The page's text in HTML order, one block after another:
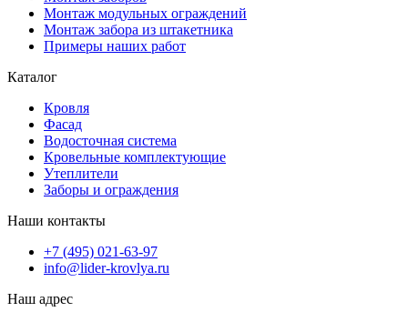
Монтаж модульных ограждений
Монтаж забора из штакетника
Примеры наших работ
Каталог
Кровля
Фасад
Водосточная система
Кровельные комплектующие
Утеплители
Заборы и ограждения
Наши контакты
+7 (495) 021-63-97
info@lider-krovlya.ru
Наш адрес